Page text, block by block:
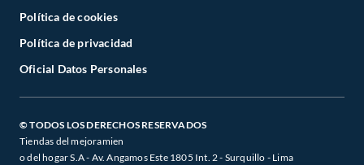
Política de cookies
Política de privacidad
Oficial Datos Personales
© TODOS LOS DERECHOS RESERVADOS
Tiendas del mejoramien
o del hogar S.A - Av. Angamos Este 1805 Int. 2 - Surquillo - Lima